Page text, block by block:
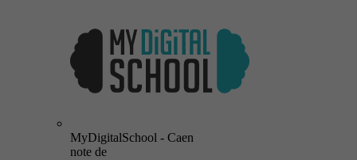
MyDigitalSchool - Caen
note de